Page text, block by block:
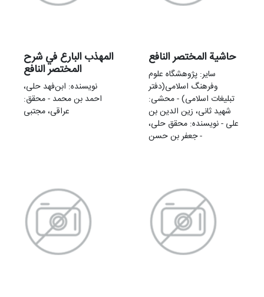
المهذب البارع في شرح
المختصر النافع
نویسنده: ابن‌فهد حلی،
احمد بن محمد - محقق:
عراقی، مجتبی
حاشیة المختصر النافع
سایر: پژوهشگاه علوم
وفرهنگ اسلامی(دفتر
تبلیغات اسلامی) - محشی:
شهید ثانی، زین‌ الدین بن
علی - نویسنده: محقق حلی،
جعفر بن حسن -